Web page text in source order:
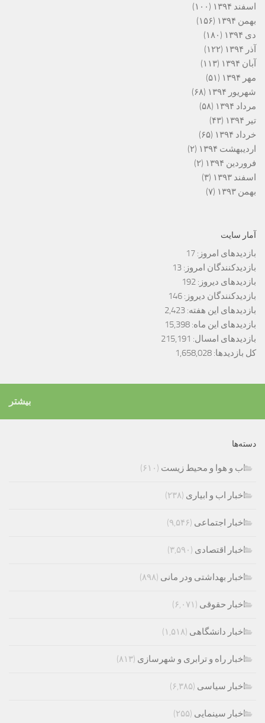
اسفند ۱۳۹۴
(۱۰۰)
بهمن ۱۳۹۴
(۱۵۶)
دی ۱۳۹۴
(۱۸۰)
آذر ۱۳۹۴
(۱۲۲)
آبان ۱۳۹۴
(۱۱۳)
مهر ۱۳۹۴
(۵۱)
شهریور ۱۳۹۴
(۶۸)
مرداد ۱۳۹۴
(۵۸)
تیر ۱۳۹۴
(۴۳)
خرداد ۱۳۹۴
(۶۵)
اردیبهشت ۱۳۹۴
(۲)
فروردین ۱۳۹۴
(۲)
اسفند ۱۳۹۳
(۳)
بهمن ۱۳۹۳
(۷)
آمار سایت
بازدیدهای امروز: 17
بازدیدکنندگان امروز: 13
بازدیدهای دیروز: 192
بازدیدکنندگان دیروز: 146
بازدیدهای این هفته: 2,423
بازدیدهای این ماه: 15,398
بازدیدهای امسال: 215,191
کل بازدیدها: 1,658,028
بیشتر
دسته‌ها
اب و هوا و محیط زیست (۶۱۰)
اخبار اب و ابیاری (۲۳۸)
اخبار اجتماعی (۹,۵۴۶)
اخبار اقتصادی (۳,۵۹۰)
اخبار بهداشتی ودر مانی (۸۹۸)
اخبار حقوقی (۶,۰۷۱)
اخبار دانشگاهی (۱,۵۱۸)
اخبار راه و ترابری و شهرسازی (۸۱۳)
اخبار سیاسی (۶,۳۸۵)
اخبار سینمایی (۲۵۵)